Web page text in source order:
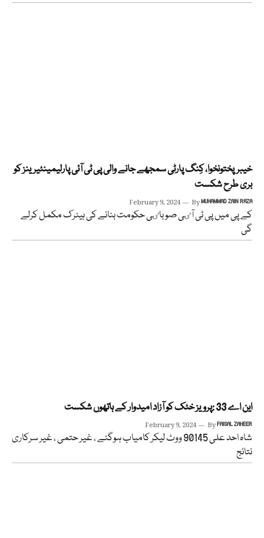
خیبرپختونخوا، کِنگ پارٹی سمجھے جانے والی پی ٹی آئی پارلیمینٹیرینز کو
بری طرح شکست
February 9, 2024 ByMUHAMMAD ZAIN RAZA
کے پی میں پی ٹی آٸی صوباٸی حکومت بنانے کی ہیٹرک مکمل کرلے
گی
این اے 33 :پرویز خٹک کو آزاد امیدوار کے ہاتھوں شکست
February 9, 2024 ByFAISAL ZAHEER
شاہ احد علی 90145 ووٹ لیکر کامیاب ہوگئے ، غیر حتمی ، غیر سرکاری
نتائج